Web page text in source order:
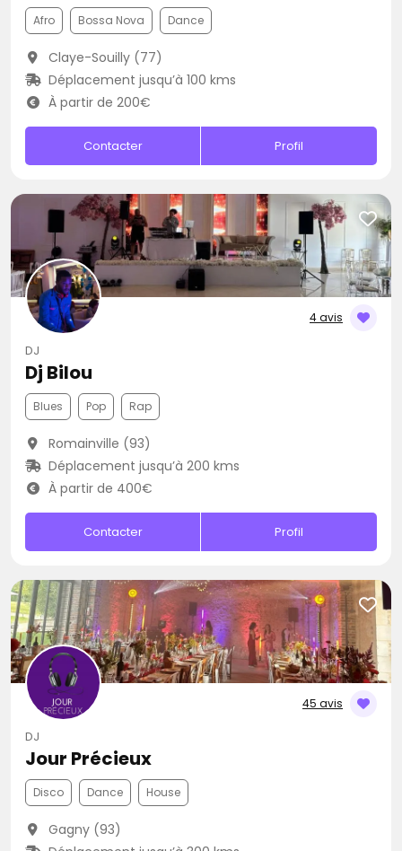
Afro Bossa Nova Dance
Claye-Souilly (77)
Déplacement jusqu’à 100 kms
À partir de 200€
Contacter Profil
4 avis
DJ
Dj Bilou
Blues Pop Rap
Romainville (93)
Déplacement jusqu’à 200 kms
À partir de 400€
Contacter Profil
45 avis
DJ
Jour Précieux
Disco Dance House
Gagny (93)